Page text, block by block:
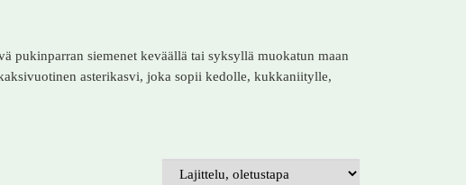
pukinparran siemenet keväällä tai syksyllä muokatun maan
asterikasvi, joka sopii kedolle, kukkaniitylle,